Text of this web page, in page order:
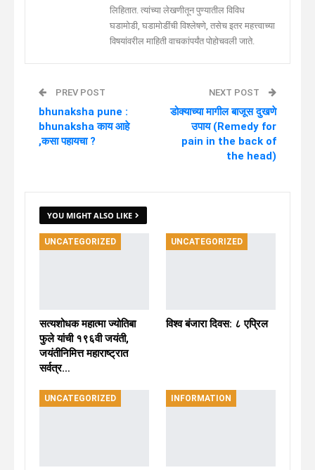
लिहितात. त्यांच्या लेखणीतून पुण्यातील विविध
घडामोडी, घडामोडींची विश्लेषणे, तसेच इतर महत्त्वाच्या
विषयांवरील माहिती वाचकांपर्यंत पोहोचवली जाते.
PREV POST
bhunaksha pune :
bhunaksha काय आहे
,कसा पहायचा ?
NEXT POST
डोक्याच्या मागील बाजूस दुखणे
उपाय (Remedy for
pain in the back of
the head)
YOU MIGHT ALSO LIKE
UNCATEGORIZED
सत्यशोधक महात्मा ज्योतिबा
फुले यांची १९६वी जयंती,
जयंतीनिमित्त महाराष्ट्रात
सर्वत्र…
UNCATEGORIZED
विश्व बंजारा दिवस: ८ एप्रिल
UNCATEGORIZED INFORMATION